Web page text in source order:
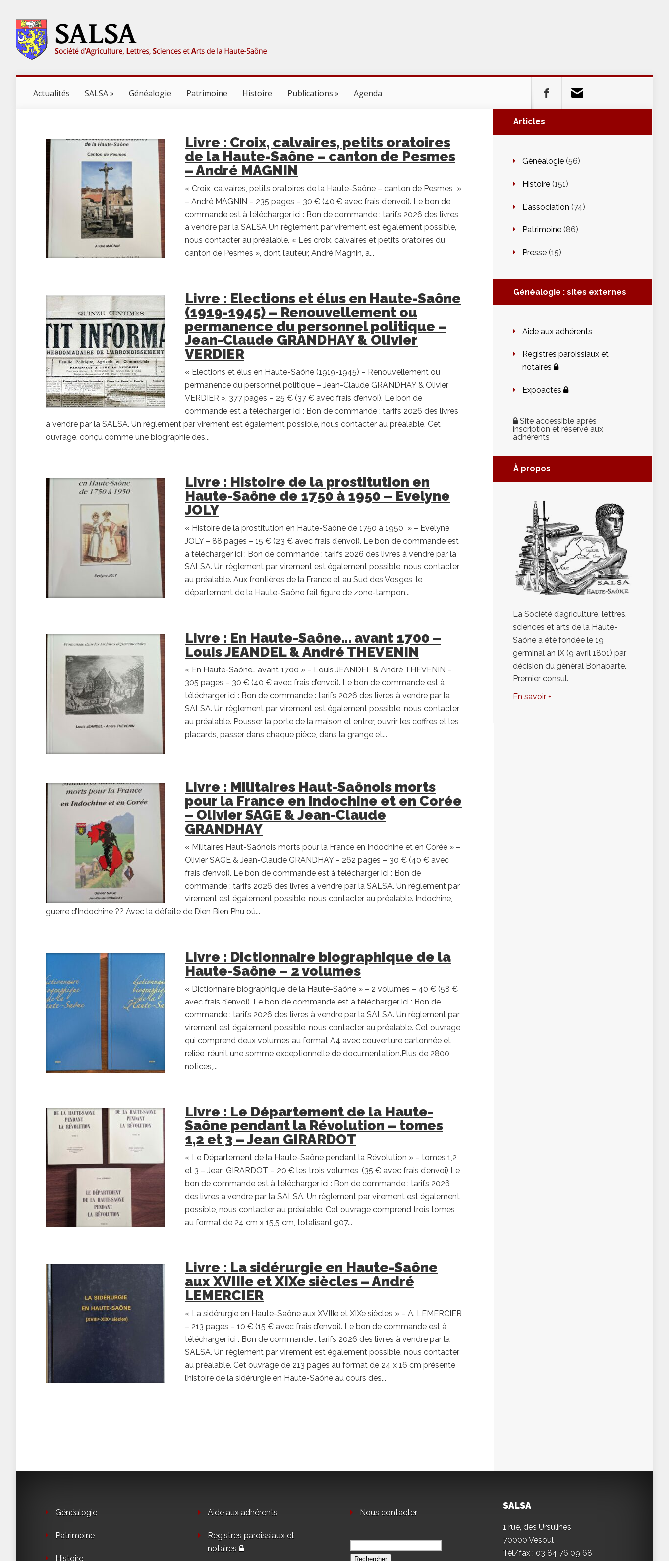
Actualités SALSA Généalogie Patrimoine Histoire Publications Agenda
Livre : Croix, calvaires, petits oratoires
de la Haute-Saône – canton de Pesmes
– André MAGNIN
« Croix, calvaires, petits oratoires de la Haute-Saône – canton de Pesmes »
– André MAGNIN – 235 pages – 30 € (40 € avec frais d’envoi). Le bon de
commande est à télécharger ici : Bon de commande : tarifs 2026 des livres
à vendre par la SALSA Un règlement par virement est également possible,
nous contacter au préalable. « Les croix, calvaires et petits oratoires du
canton de Pesmes », dont l’auteur, André Magnin, a...
Livre : Elections et élus en Haute-Saône
(1919-1945) – Renouvellement ou
permanence du personnel politique –
Jean-Claude GRANDHAY & Olivier
VERDIER
« Elections et élus en Haute-Saône (1919-1945) – Renouvellement ou
permanence du personnel politique – Jean-Claude GRANDHAY & Olivier
VERDIER », 377 pages – 25 € (37 € avec frais d’envoi). Le bon de
commande est à télécharger ici : Bon de commande : tarifs 2026 des livres
à vendre par la SALSA. Un règlement par virement est également possible, nous contacter au préalable. Cet
ouvrage, conçu comme une biographie des...
Livre : Histoire de la prostitution en
Haute-Saône de 1750 à 1950 – Evelyne
JOLY
« Histoire de la prostitution en Haute-Saône de 1750 à 1950 » – Evelyne
JOLY – 88 pages – 15 € (23 € avec frais d’envoi). Le bon de commande est
à télécharger ici : Bon de commande : tarifs 2026 des livres à vendre par la
SALSA. Un règlement par virement est également possible, nous contacter
au préalable. Aux frontières de la France et au Sud des Vosges, le
département de la Haute-Saône fait figure de zone-tampon...
Livre : En Haute-Saône… avant 1700 –
Louis JEANDEL & André THEVENIN
« En Haute-Saône… avant 1700 » – Louis JEANDEL & André THEVENIN –
305 pages – 30 € (40 € avec frais d’envoi). Le bon de commande est à
télécharger ici : Bon de commande : tarifs 2026 des livres à vendre par la
SALSA. Un règlement par virement est également possible, nous contacter
au préalable. Pousser la porte de la maison et entrer, ouvrir les coffres et les
placards, passer dans chaque pièce, dans la grange et...
Livre : Militaires Haut-Saônois morts
pour la France en Indochine et en Corée
– Olivier SAGE & Jean-Claude
GRANDHAY
« Militaires Haut-Saônois morts pour la France en Indochine et en Corée » –
Olivier SAGE & Jean-Claude GRANDHAY – 262 pages – 30 € (40 € avec
frais d’envoi). Le bon de commande est à télécharger ici : Bon de
commande : tarifs 2026 des livres à vendre par la SALSA. Un règlement par
virement est également possible, nous contacter au préalable. Indochine,
guerre d’Indochine ?? Avec la défaite de Dien Bien Phu où...
Livre : Dictionnaire biographique de la
Haute-Saône – 2 volumes
« Dictionnaire biographique de la Haute-Saône » – 2 volumes – 40 € (58 €
avec frais d’envoi). Le bon de commande est à télécharger ici : Bon de
commande : tarifs 2026 des livres à vendre par la SALSA. Un règlement par
virement est également possible, nous contacter au préalable. Cet ouvrage
qui comprend deux volumes au format A4 avec couverture cartonnée et
reliée, réunit une somme exceptionnelle de documentation.Plus de 2800
notices,...
Livre : Le Département de la Haute-
Saône pendant la Révolution – tomes
1,2 et 3 – Jean GIRARDOT
« Le Département de la Haute-Saône pendant la Révolution » – tomes 1,2
et 3 – Jean GIRARDOT – 20 € les trois volumes, (35 € avec frais d’envoi) Le
bon de commande est à télécharger ici : Bon de commande : tarifs 2026
des livres à vendre par la SALSA. Un règlement par virement est également
possible, nous contacter au préalable. Cet ouvrage comprend trois tomes
au format de 24 cm x 15,5 cm, totalisant 907...
Livre : La sidérurgie en Haute-Saône
aux XVIIIe et XIXe siècles – André
LEMERCIER
« La sidérurgie en Haute-Saône aux XVIIIe et XIXe siècles » – A. LEMERCIER
– 213 pages – 10 € (15 € avec frais d’envoi). Le bon de commande est à
télécharger ici : Bon de commande : tarifs 2026 des livres à vendre par la
SALSA. Un règlement par virement est également possible, nous contacter
au préalable. Cet ouvrage de 213 pages au format de 24 x 16 cm présente
l’histoire de la sidérurgie en Haute-Saône au cours des...
Articles
Généalogie (56)
Histoire (151)
L'association (74)
Patrimoine (86)
Presse (15)
Généalogie : sites externes
Aide aux adhérents
Registres paroissiaux et
notaires
Expoactes
Site accessible après
inscription et réservé aux
adhérents
À propos
La Société d’agriculture, lettres,
sciences et arts de la Haute-
Saône a été fondée le 19
germinal an IX (9 avril 1801) par
décision du général Bonaparte,
Premier consul.
En savoir +
Généalogie
Patrimoine
Histoire
Aide aux adhérents
Registres paroissiaux et
notaires
Nous contacter
Rechercher :
SALSA
1 rue, des Ursulines
70000 Vesoul
Tél/fax : 03 84 76 09 68